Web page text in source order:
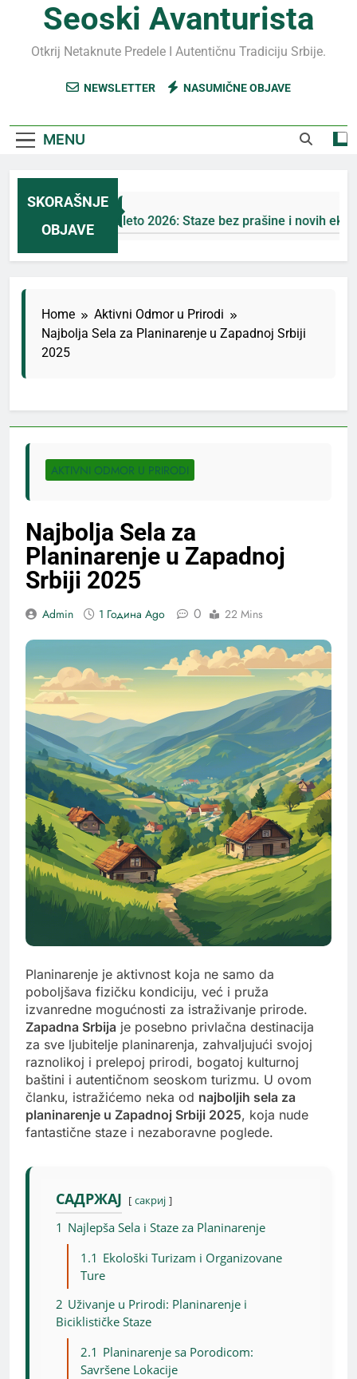
Seoski Avanturista
Otkrij Netaknute Predele I Autentičnu Tradiciju Srbije.
NEWSLETTER NASUMIČNE OBJAVE
MENU
SKORAŠNJE
OBJAVE
Jahorina leto 2026: Staze bez prašine i novih eko-taksi
Home
Aktivni Odmor u Prirodi
Najbolja Sela za Planinarenje u Zapadnoj Srbiji
2025
AKTIVNI ODMOR U PRIRODI
Najbolja Sela za
Planinarenje u Zapadnoj
Srbiji 2025
Admin 1 Година Ago 0 22 Mins
Planinarenje je aktivnost koja ne samo da
poboljšava fizičku kondiciju, već i pruža
izvanredne mogućnosti za istraživanje prirode.
Zapadna Srbija je posebno privlačna destinacija
za sve ljubitelje planinarenja, zahvaljujući svojoj
raznolikoj i prelepoj prirodi, bogatoj kulturnoj
baštini i autentičnom seoskom turizmu. U ovom
članku, istražićemo neka od najboljih sela za
planinarenje u Zapadnoj Srbiji 2025, koja nude
fantastične staze i nezaboravne poglede.
САДРЖАЈ сакриј
1 Najlepša Sela i Staze za Planinarenje
1.1 Ekološki Turizam i Organizovane
Ture
2 Uživanje u Prirodi: Planinarenje i
Biciklističke Staze
2.1 Planinarenje sa Porodicom:
Savršene Lokacije